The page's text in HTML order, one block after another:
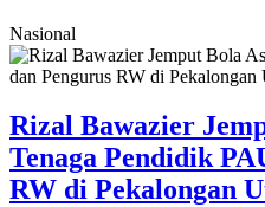
Nasional
Rizal Bawazier
Tenaga Pendidik
RW di Pekalongan